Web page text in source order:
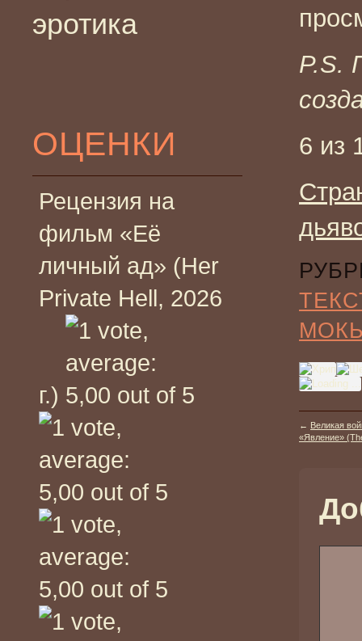
эротика
ОЦЕНКИ
Рецензия на
фильм «Её
личный ад» (Her
Private Hell, 2026
г.)
P.S.
6 из
← Великая
«Явление»